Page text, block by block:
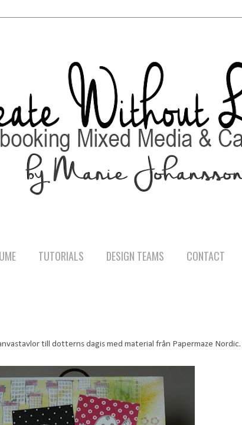
TUTORIALS DESIGN TEAMS CONTACT
till dotterns dagis med material från Papermaze Nordic.